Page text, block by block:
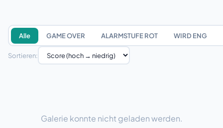
Alle GAME OVER ALARMSTUFE ROT WIRD ENG
Sortieren:
Galerie konnte nicht geladen werden.